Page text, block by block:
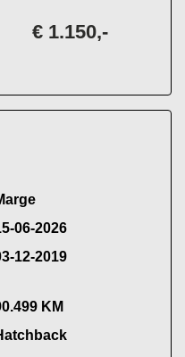
€ 1.150,-
06-2026
12-2019
KM